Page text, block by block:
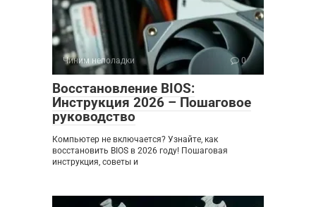
Чиним неполадки 0
Восстановление BIOS:
Инструкция 2026 – Пошаговое
руководство
Компьютер не включается? Узнайте, как
восстановить BIOS в 2026 году! Пошаговая
инструкция, советы и